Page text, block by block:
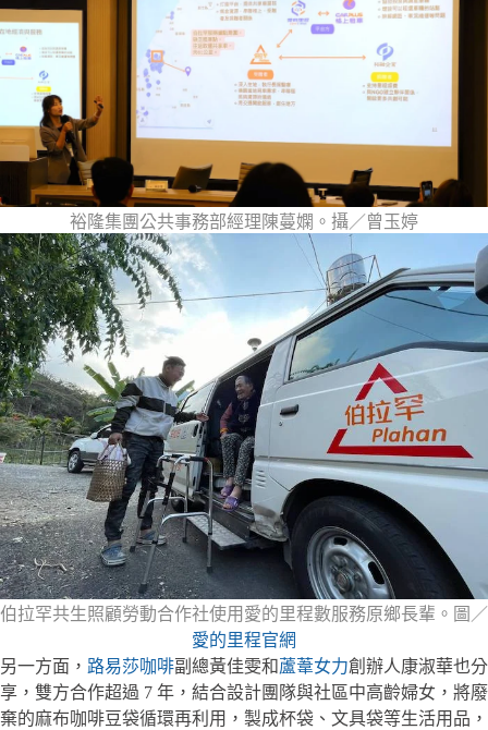
裕隆集團公共事務部經理陳蔓嫻。攝／曾玉婷
伯拉罕共生照顧勞動合作社使用愛的里程數服務原鄉長輩。圖／
愛的里程官網
另一方面， 路易莎咖啡副總黃佳雯和蘆葦女力創辦人康淑華也分
享，雙方合作超過 7 年，結合設計團隊與社區中高齡婦女，將廢
棄的麻布咖啡豆袋循環再利用，製成杯袋、文具袋等生活用品，